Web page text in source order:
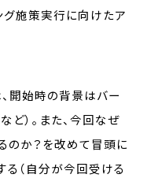
グ施策実行に向けたア
開始時の背景はバー
ど）。また、今回なぜ
のか？を改めて冒頭に
る（自分が今回受ける